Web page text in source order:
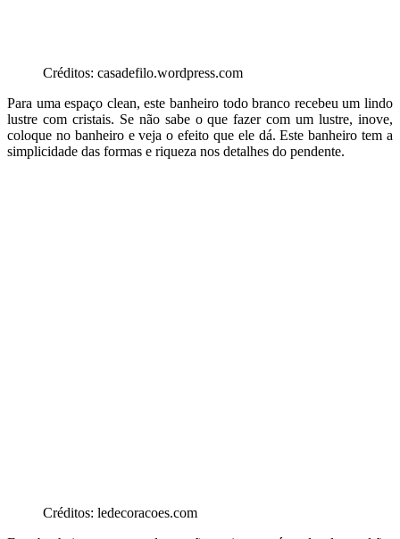
Créditos: casadefilo.wordpress.com
Para uma espaço clean, este banheiro todo branco recebeu um lindo
lustre com cristais. Se não sabe o que fazer com um lustre, inove,
coloque no banheiro e veja o efeito que ele dá. Este banheiro tem a
simplicidade das formas e riqueza nos detalhes do pendente.
Créditos: ledecoracoes.com